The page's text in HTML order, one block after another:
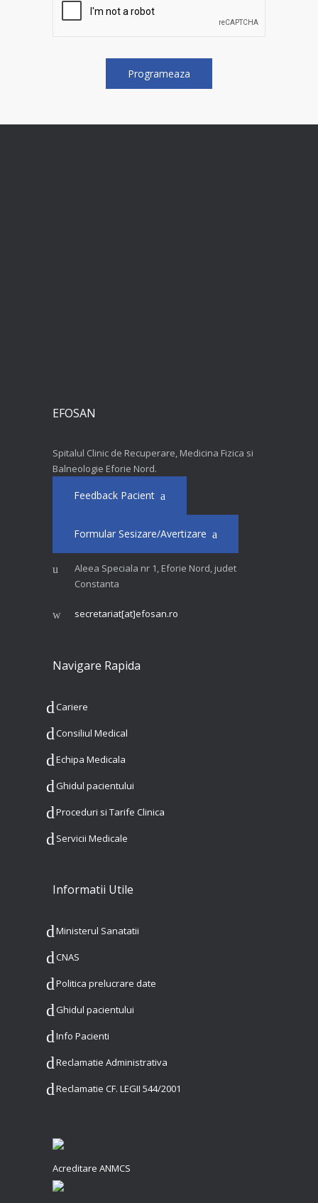
EFOSAN
Spitalul Clinic de Recuperare, Medicina Fizica si
Balneologie Eforie Nord.
Feedback Pacient
Formular Sesizare/Avertizare
Aleea Speciala nr 1, Eforie Nord, judet
Constanta
secretariat[at]efosan.ro
Navigare Rapida
Cariere
Consiliul Medical
Echipa Medicala
Ghidul pacientului
Proceduri si Tarife Clinica
Servicii Medicale
Informatii Utile
Ministerul Sanatatii
CNAS
Politica prelucrare date
Ghidul pacientului
Info Pacienti
Reclamatie Administrativa
Reclamatie CF. LEGII 544/2001
Acreditare ANMCS